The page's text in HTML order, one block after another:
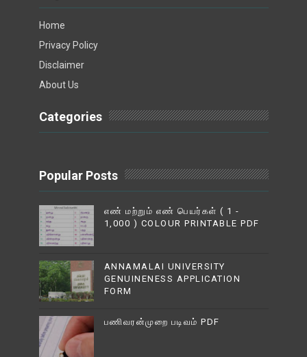
Home
Privacy Policy
Disclaimer
About Us
Categories
Popular Posts
எண் மற்றும் எண் பெயர்கள் ( 1 -
1,000 ) COLOUR PRINTABLE PDF
ANNAMALAI UNIVERSITY
GENUINENESS APPLICATION
FORM
பணிவரன்முறை படிவம் PDF